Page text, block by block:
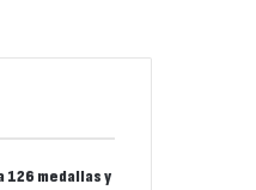
126 medallas y